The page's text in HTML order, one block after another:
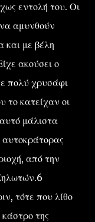
εντολή του. Οι
αμυνθούν
και με βέλη
ακούσει ο
πολύ χρυσάφι
το κατείχαν οι
μάλιστα
από την
τότε που λίθο
της